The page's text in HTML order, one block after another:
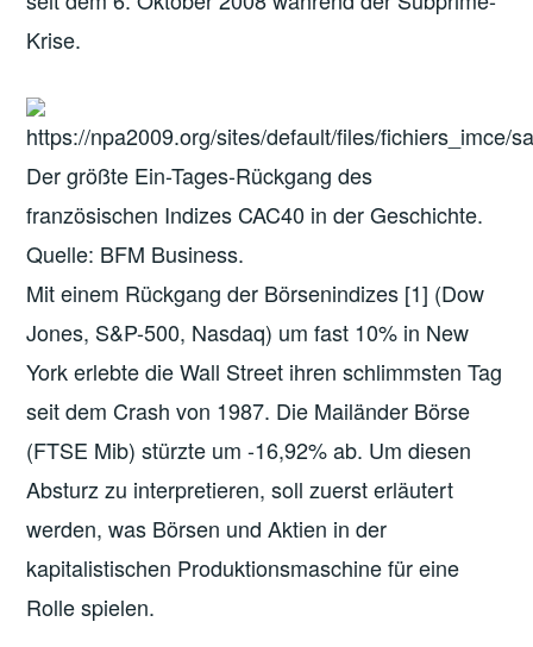
Krise.
Der größte Ein-Tages-Rückgang des
französischen Indizes CAC40 in der Geschichte.
Quelle: BFM Business.
Mit einem Rückgang der Börsenindizes [1] (Dow
Jones, S&P-500, Nasdaq) um fast 10% in New
York erlebte die Wall Street ihren schlimmsten Tag
seit dem Crash von 1987. Die Mailänder Börse
(FTSE Mib) stürzte um -16,92% ab. Um diesen
Absturz zu interpretieren, soll zuerst erläutert
werden, was Börsen und Aktien in der
kapitalistischen Produktionsmaschine für eine
Rolle spielen.